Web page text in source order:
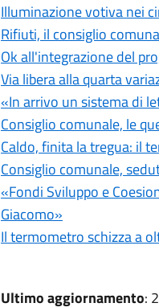
Illuminazione votiva nei
Rifiuti, il consiglio
Ok all'integrazione del
Via libera alla quarta
«In arrivo un sistema di
Consiglio comunale, le
Caldo, finita la tregua: il
Consiglio comunale,
«Fondi Sviluppo e
Giacomo»
Il termometro schizza a
Ultimo aggiornamento: